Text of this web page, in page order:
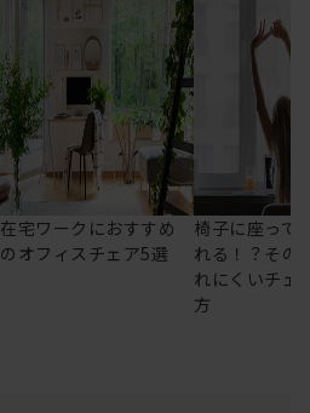
在宅ワークにおすすめ
のオフィスチェア5選
椅子に座って
れる！？その
れにくいチェ
方